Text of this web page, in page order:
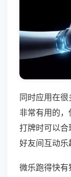
同时应用在
非常有用的
打牌时可以
好友间互动乐
微乐跑得快